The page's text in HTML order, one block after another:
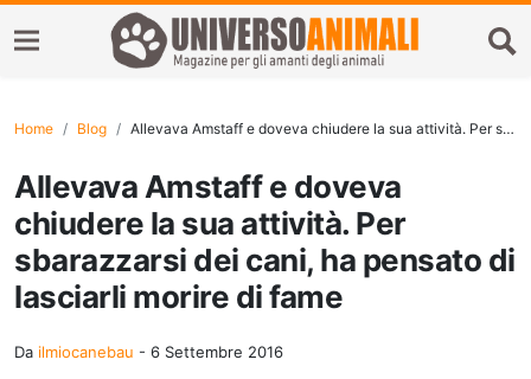
Home Blog Allevava Amstaff e doveva chiudere la sua attività. Per sbarazzarsi dei cani, ha pensato di lasciarli morire di fame
Allevava Amstaff e doveva
chiudere la sua attività. Per
sbarazzarsi dei cani, ha pensato di
lasciarli morire di fame
Da ilmiocanebau - 6 Settembre 2016